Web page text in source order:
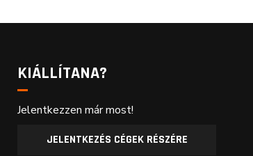
KIÁLLÍTANA?
Jelentkezzen már most!
JELENTKEZÉS CÉGEK RÉSZÉRE